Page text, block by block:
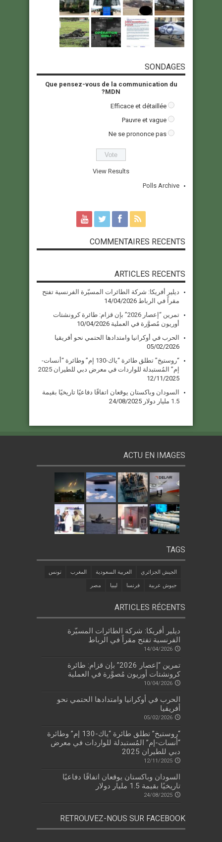
SONDAGES
Que pensez-vous de la communication du
MDN?
Efficace et détaillée
Pauvre et vague
Ne se prononce pas
View Results
Polls Archive
COMMENTAIRES RECENTS
ARTICLES RECENTS
ديلير أفريكا: شركة الطائرات المسيّرة الفرنسية تفتح
مقراً في الرباط 14/04/2026
تمرين “إعصار 2026” بإن قزام: طائرة كرونشتات
أوريون مُصوَّرة في العملية 10/04/2026
الحرب في أوكرانيا وامتدادها الحتمي نحو أفريقيا
05/02/2026
“روستيخ” تطلق طائرة “ياك-130 إم” وطائرة “أنسات-
إم” المُستبدلة للواردات في معرض دبي للطيران 2025
12/11/2025
السودان وباكستان يوقعان اتفاقًا دفاعيًا تاريخيًا بقيمة
1.5 مليار دولار
24/08/2025
ACTU EN IMAGES
TAGS
الجيش الجزائري العربية السعودية المغرب تونس
جيوش عربية فرنسا ليبيا مصر
ARTICLES RÉCENTS
ديلير أفريكا: شركة الطائرات المسيّرة
الفرنسية تفتح مقراً في الرباط
14/04/2026
تمرين “إعصار 2026” بإن قزام: طائرة
كرونشتات أوريون مُصوَّرة في العملية
10/04/2026
الحرب في أوكرانيا وامتدادها الحتمي نحو
أفريقيا
05/02/2026
“روستيخ” تطلق طائرة “ياك-130 إم” وطائرة
“أنسات-إم” المُستبدلة للواردات في معرض
دبي للطيران 2025
12/11/2025
السودان وباكستان يوقعان اتفاقًا دفاعيًا
تاريخيًا بقيمة 1.5 مليار دولار
24/08/2025
RETROUVEZ-NOUS SUR FACEBOOK